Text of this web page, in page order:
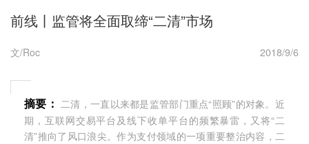
前线丨监管将全面取缔“二清”市场
文/Roc 2018/9/6
摘要：二清，一直以来都是监管部门重点“照顾”的对象。近
期，互联网交易平台及线下收单平台的频繁暴雷，又将“二
清”推向了风口浪尖。作为支付领域的一项重要整治内容，二